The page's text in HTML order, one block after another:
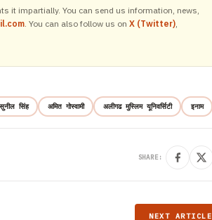
it impartially. You can send us information, news,
. You can also follow us on X (Twitter),
सुनील सिंह अमित गोस्वामी अलीगढ मुस्लिम यूनिवर्सिटी इनाम
SHARE:
NEXT ARTICLE